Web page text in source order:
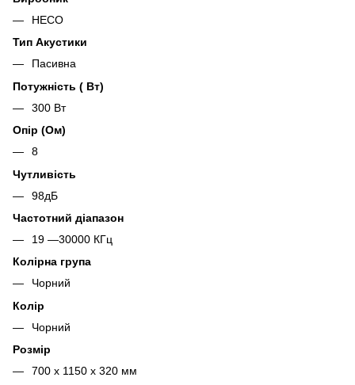
HECO
Тип Акустики
Пасивна
Потужність ( Вт)
300 Вт
Опір (Ом)
8
Чутливість
98дБ
Частотний діапазон
19 —30000 КГц
Колірна група
Чорний
Колір
Чорний
Розмір
700 х 1150 х 320 мм